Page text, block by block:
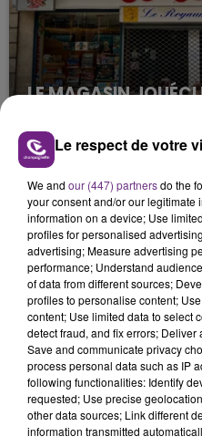
LE MAGASIN
C'était l'une des
rémois. Le magasin
fermer ses portes.
TITRES DIFFUSÉS
5h17
5h17
AVA MAX
Le respect de votre
We and our (447) partnersdo the
your consent and/or our legitimate
information on a device; Use
profiles for personalised
advertising; Measure advertising
performance; Understand
of data from different sources;
profiles to personalise content;
content; Use limited data to select
detect fraud, and fix errors;
Save and communicate privacy
process personal data such as IP
following functionalities: Identify
requested; Use precise
other data sources; Link different
information transmitted